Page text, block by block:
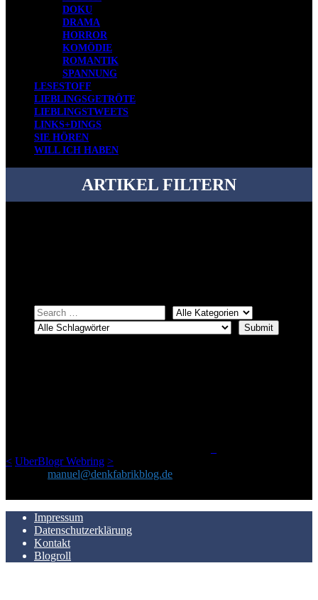
DOKU
DRAMA
HORROR
KOMÖDIE
ROMANTIK
SPANNUNG
LESESTOFF
LIEBLINGSGETRÖTE
LIEBLINGSTWEETS
LINKS+DINGS
SIE HÖREN
WILL ICH HABEN
ARTIKEL FILTERN
< UberBlogr Webring >
manuel@denkfabrikblog.de
Impressum
Datenschutzerklärung
Kontakt
Blogroll